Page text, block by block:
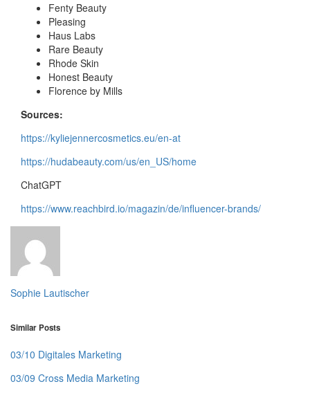
Fenty Beauty
Pleasing
Haus Labs
Rare Beauty
Rhode Skin
Honest Beauty
Florence by Mills
Sources:
https://kyliejennercosmetics.eu/en-at
https://hudabeauty.com/us/en_US/home
ChatGPT
https://www.reachbird.io/magazin/de/influencer-brands/
Sophie Lautischer
Similar Posts
03/10 Digitales Marketing
03/09 Cross Media Marketing